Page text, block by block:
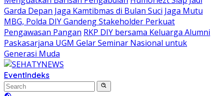
Garda Depan Jaga Kamtibmas di Bulan Suci Jaga Mutu
MBG, Polda DIY Gandeng Stakeholder Perkuat
Pengawasan Pangan RKP DIY bersama Keluarga Alumni
Paskasarjana UGM Gelar Seminar Nasional untuk
Generasi Muda
EventIndeks